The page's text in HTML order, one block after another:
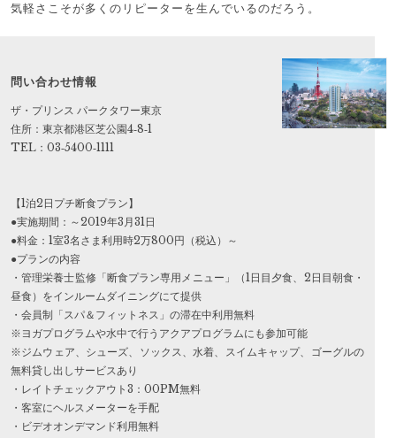
気軽さこそが多くのリピーターを生んでいるのだろう。
問い合わせ情報
ザ・プリンス パークタワー東京
住所：東京都港区芝公園4‐8‐1
TEL：03‐5400‐1111
【1泊2日プチ断食プラン】
●実施期間：～2019年3月31日
●料金：1室3名さま利用時2万800円（税込）～
●プランの内容
・管理栄養士監修「断食プラン専用メニュー」（1日目夕食、2日目朝食・
昼食）をインルームダイニングにて提供
・会員制「スパ＆フィットネス」の滞在中利用無料
※ヨガプログラムや水中で行うアクアプログラムにも参加可能
※ジムウェア、シューズ、ソックス、水着、スイムキャップ、ゴーグルの
無料貸し出しサービスあり
・レイトチェックアウト3：00PM無料
・客室にヘルスメーターを手配
・ビデオオンデマンド利用無料